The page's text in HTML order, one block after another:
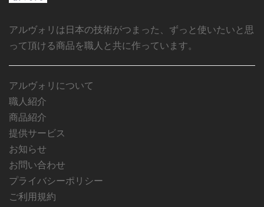
アルヴォリは日本の技術がつまった、ずっと使いたいと思
って頂ける商品を職人と共に作っています。
アルヴォリについて
職人紹介
商品紹介
提供サービス
お知らせ
お問い合わせ
プライバシーポリシー
ご利用規約